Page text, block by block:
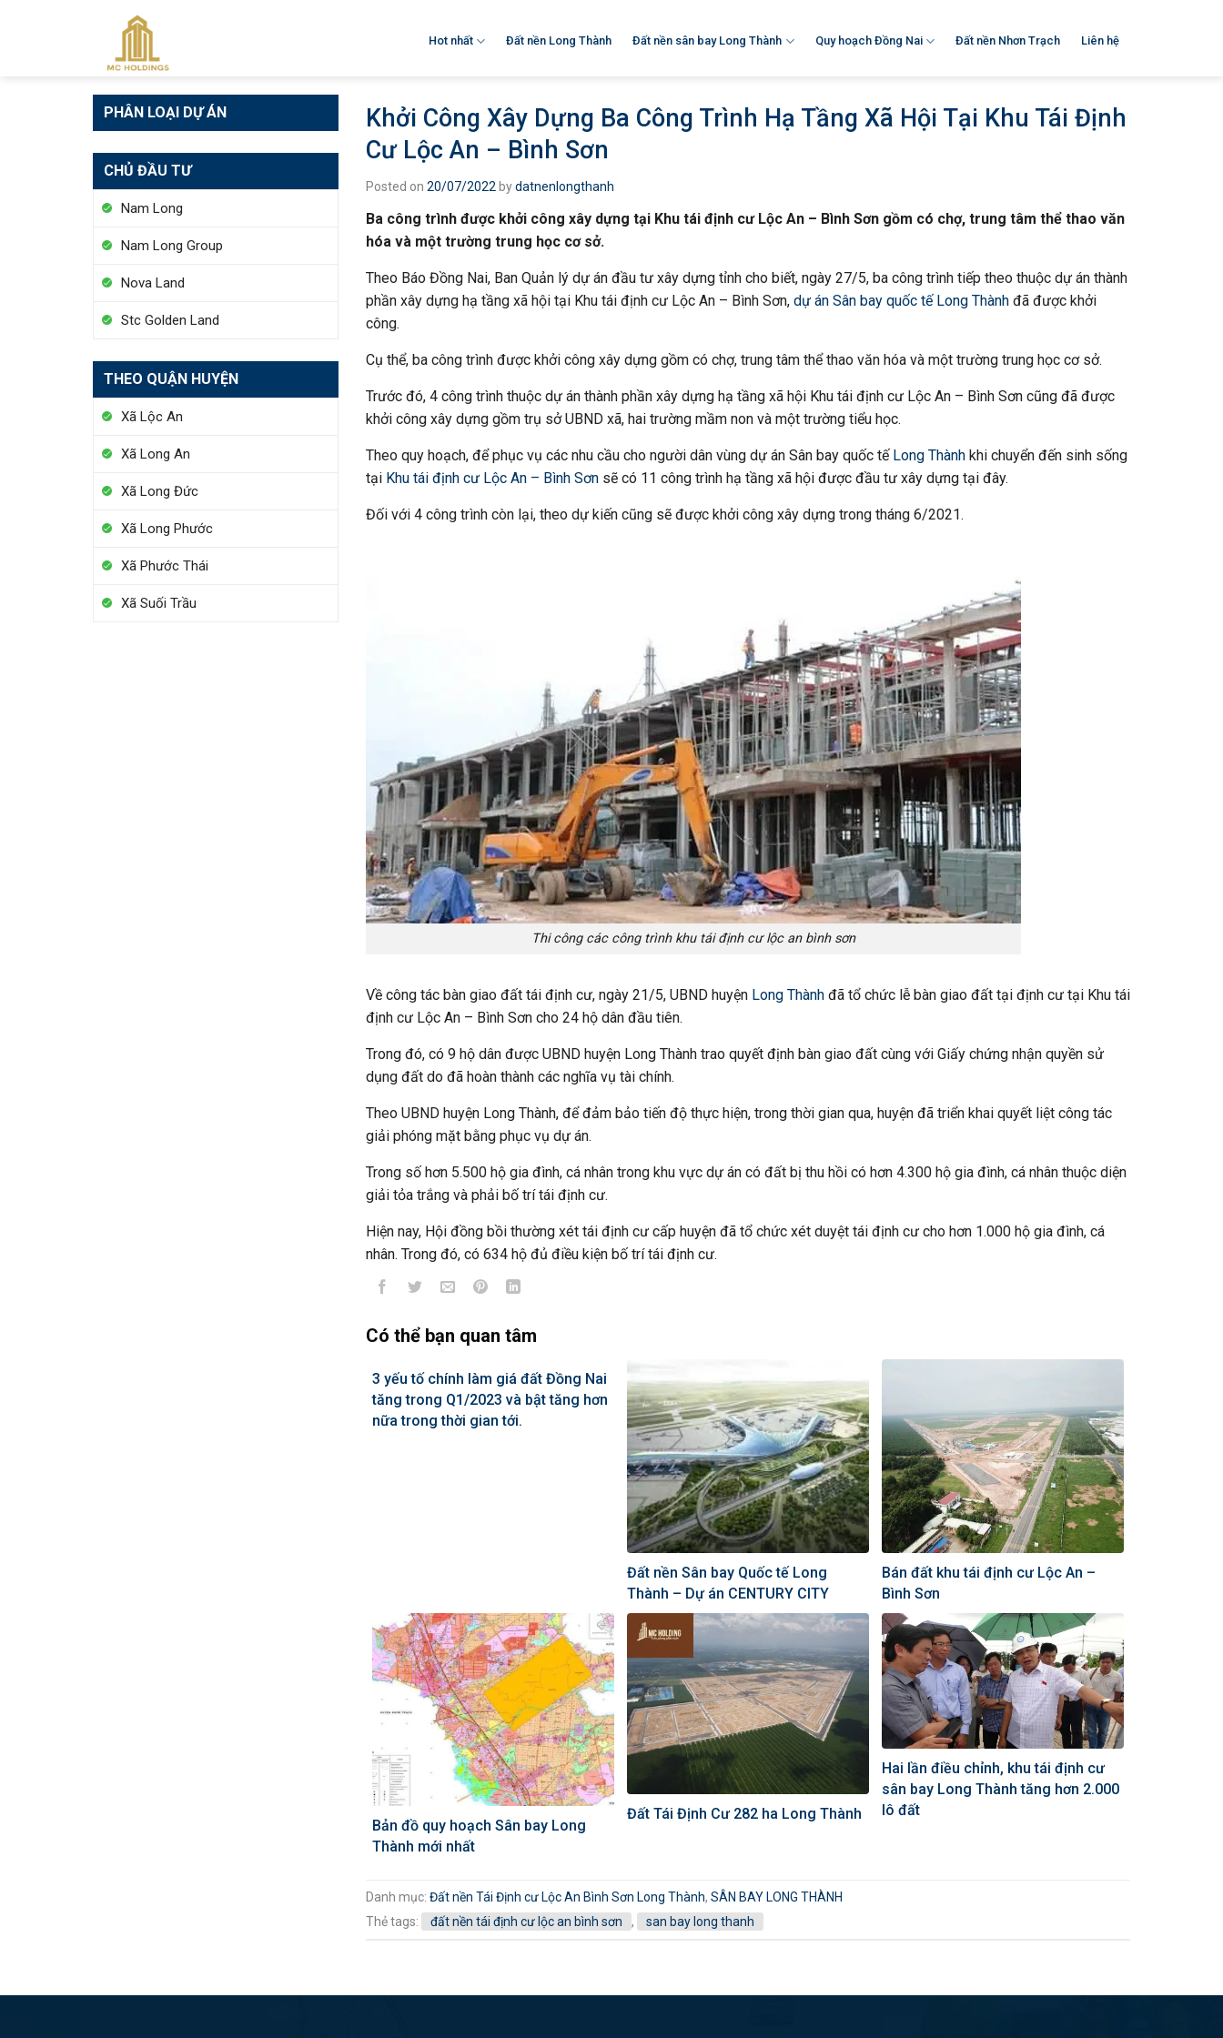
Hot nhất Đất nền Long Thành Đất nền sân bay Long Thành Quy hoạch Đồng Nai Đất nền Nhơn Trạch Liên hệ
PHÂN LOẠI DỰ ÁN
CHỦ ĐẦU TƯ
Nam Long
Nam Long Group
Nova Land
Stc Golden Land
THEO QUẬN HUYỆN
Xã Lộc An
Xã Long An
Xã Long Đức
Xã Long Phước
Xã Phước Thái
Xã Suối Trầu
Khởi Công Xây Dựng Ba Công Trình Hạ Tầng Xã Hội Tại Khu Tái Định
Cư Lộc An – Bình Sơn
Posted on 20/07/2022 bydatnenlongthanh
Ba công trình được khởi công xây dựng tại Khu tái định cư Lộc An – Bình Sơn gồm có chợ, trung tâm thể thao văn
hóa và một trường trung học cơ sở.
Theo Báo Đồng Nai, Ban Quản lý dự án đầu tư xây dựng tỉnh cho biết, ngày 27/5, ba công trình tiếp theo thuộc dự án thành
phần xây dựng hạ tầng xã hội tại Khu tái định cư Lộc An – Bình Sơn, dự án Sân bay quốc tế Long Thành đã được khởi
công.
Cụ thể, ba công trình được khởi công xây dựng gồm có chợ, trung tâm thể thao văn hóa và một trường trung học cơ sở.
Trước đó, 4 công trình thuộc dự án thành phần xây dựng hạ tầng xã hội Khu tái định cư Lộc An – Bình Sơn cũng đã được
khởi công xây dựng gồm trụ sở UBND xã, hai trường mầm non và một trường tiểu học.
Theo quy hoạch, để phục vụ các nhu cầu cho người dân vùng dự án Sân bay quốc tế Long Thành khi chuyển đến sinh sống
tại Khu tái định cư Lộc An – Bình Sơn sẽ có 11 công trình hạ tầng xã hội được đầu tư xây dựng tại đây.
Đối với 4 công trình còn lại, theo dự kiến cũng sẽ được khởi công xây dựng trong tháng 6/2021.
Thi công các công trình khu tái định cư lộc an bình sơn
Về công tác bàn giao đất tái định cư, ngày 21/5, UBND huyện Long Thành đã tổ chức lễ bàn giao đất tại định cư tại Khu tái
định cư Lộc An – Bình Sơn cho 24 hộ dân đầu tiên.
Trong đó, có 9 hộ dân được UBND huyện Long Thành trao quyết định bàn giao đất cùng với Giấy chứng nhận quyền sử
dụng đất do đã hoàn thành các nghĩa vụ tài chính.
Theo UBND huyện Long Thành, để đảm bảo tiến độ thực hiện, trong thời gian qua, huyện đã triển khai quyết liệt công tác
giải phóng mặt bằng phục vụ dự án.
Trong số hơn 5.500 hộ gia đình, cá nhân trong khu vực dự án có đất bị thu hồi có hơn 4.300 hộ gia đình, cá nhân thuộc diện
giải tỏa trắng và phải bố trí tái định cư.
Hiện nay, Hội đồng bồi thường xét tái định cư cấp huyện đã tổ chức xét duyệt tái định cư cho hơn 1.000 hộ gia đình, cá
nhân. Trong đó, có 634 hộ đủ điều kiện bố trí tái định cư.
Có thể bạn quan tâm
3 yếu tố chính làm giá đất Đồng Nai
tăng trong Q1/2023 và bật tăng hơn
nữa trong thời gian tới.
Đất nền Sân bay Quốc tế Long
Thành – Dự án CENTURY CITY
Bán đất khu tái định cư Lộc An –
Bình Sơn
Bản đồ quy hoạch Sân bay Long
Thành mới nhất
Đất Tái Định Cư 282 ha Long Thành
Hai lần điều chỉnh, khu tái định cư
sân bay Long Thành tăng hơn 2.000
lô đất
Danh mục: Đất nền Tái Định cư Lộc An Bình Sơn Long Thành, SÂN BAY LONG THÀNH
Thẻ tags:
đất nền tái định cư lộc an bình sơn , san bay long thanh